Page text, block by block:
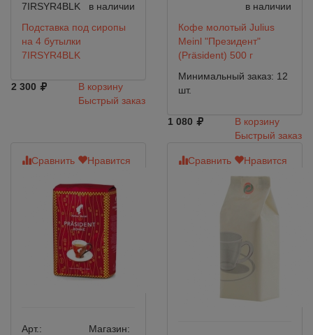
7IRSYR4BLK
в наличии
Подставка под сиропы
на 4 бутылки
7IRSYR4BLK
2 300
В корзину
Быстрый заказ
в наличии
Кофе молотый Julius
Meinl "Президент"
(Präsident) 500 г
Минимальный заказ: 12
шт.
1 080
В корзину
Быстрый заказ
Сравнить Нравится
Арт.:
Магазин:
Сравнить Нравится